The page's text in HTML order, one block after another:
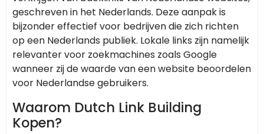
geschreven in het Nederlands. Deze aanpak is
bijzonder effectief voor bedrijven die zich richten
op een Nederlands publiek. Lokale links zijn namelijk
relevanter voor zoekmachines zoals Google
wanneer zij de waarde van een website beoordelen
voor Nederlandse gebruikers.
Waarom Dutch Link Building
Kopen?